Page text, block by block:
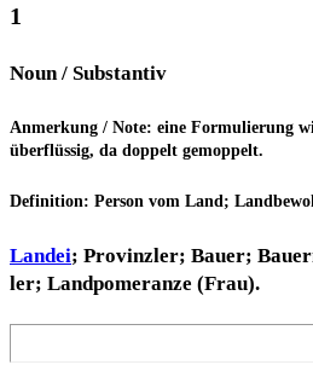
1
Noun / Substantiv
Anmer­kung / Note: eine For­mu­lie­rung
über­flüs­sig, da dop­pelt gemoppelt.
Defi­ni­ti­on: Per­son vom Land;
Land­ei; Pro­vinz­ler; Bau­er;
ler; Land­po­me­ran­ze (Frau).